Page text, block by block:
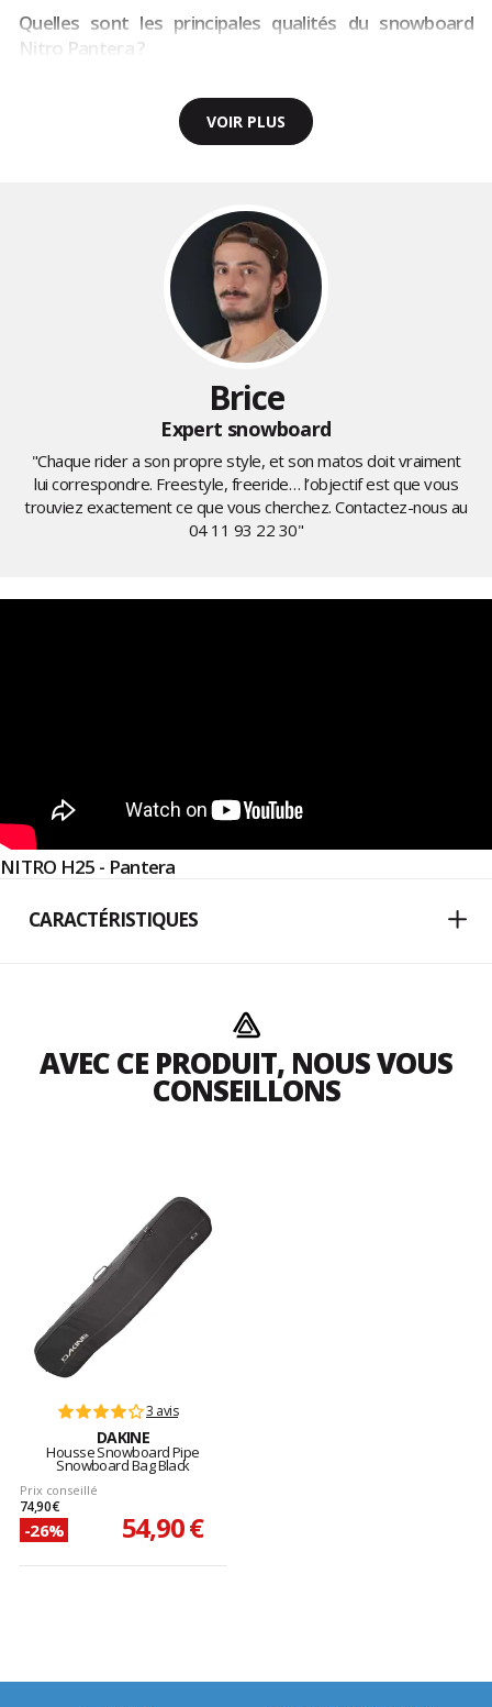
Quelles sont les principales qualités du snowboard
Nitro Pantera ?
VOIR PLUS
Brice
Expert snowboard
"Chaque rider a son propre style, et son matos doit vraiment
lui correspondre. Freestyle, freeride… l’objectif est que vous
trouviez exactement ce que vous cherchez. Contactez-nous au
04 11 93 22 30"
NITRO H25 - Pantera
CARACTÉRISTIQUES
AVEC CE PRODUIT, NOUS VOUS
CONSEILLONS
3 avis
DAKINE
Housse Snowboard Pipe
Snowboard Bag Black
Prix conseillé
74,90 €
-26% 54,90 €